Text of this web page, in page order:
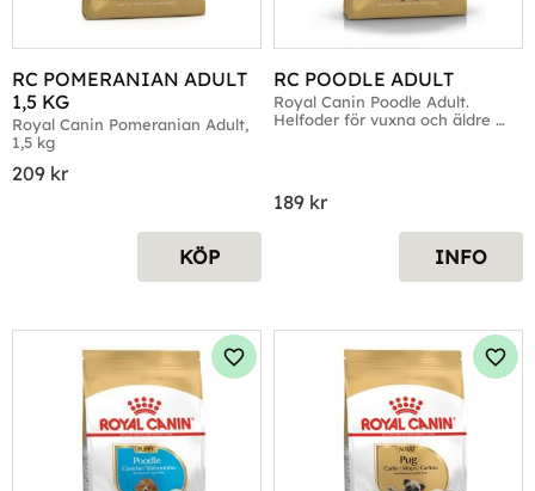
RC POMERANIAN ADULT
1,5 KG
Royal Canin Pomeranian Adult,
1,5 kg
209 kr
KÖP
RC POODLE ADULT
Royal Canin Poodle Adult.
Helfoder för vuxna och äldre
189 kr
INFO
Lägg till i favoriter